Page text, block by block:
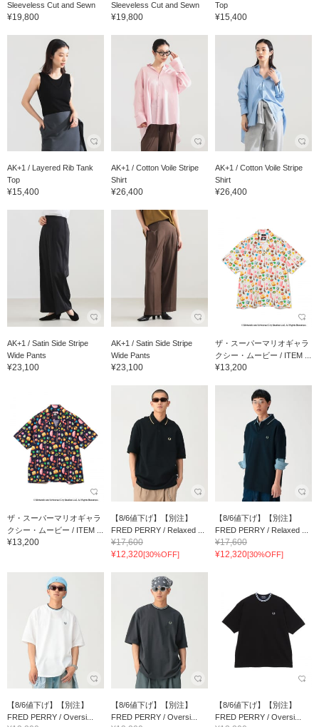
Sleeveless Cut and Sewn
¥19,800
Sleeveless Cut and Sewn
¥19,800
Top
¥15,400
AK+1 / Layered Rib Tank
Top
¥15,400
AK+1 / Cotton Voile Stripe
Shirt
¥26,400
AK+1 / Cotton Voile Stripe
Shirt
¥26,400
AK+1 / Satin Side Stripe
Wide Pants
¥23,100
AK+1 / Satin Side Stripe
Wide Pants
¥23,100
ザ・スーパーマリオギャラ
クシー・ムービー / ITEM ...
¥13,200
ザ・スーパーマリオギャラ
クシー・ムービー / ITEM ...
¥13,200
【8/6値下げ】【別注】
FRED PERRY / Relaxed ...
¥17,600
¥12,320[30%OFF]
【8/6値下げ】【別注】
FRED PERRY / Relaxed ...
¥17,600
¥12,320[30%OFF]
【8/6値下げ】【別注】
FRED PERRY / Oversi...
【8/6値下げ】【別注】
FRED PERRY / Oversi...
【8/6値下げ】【別注】
FRED PERRY / Oversi...